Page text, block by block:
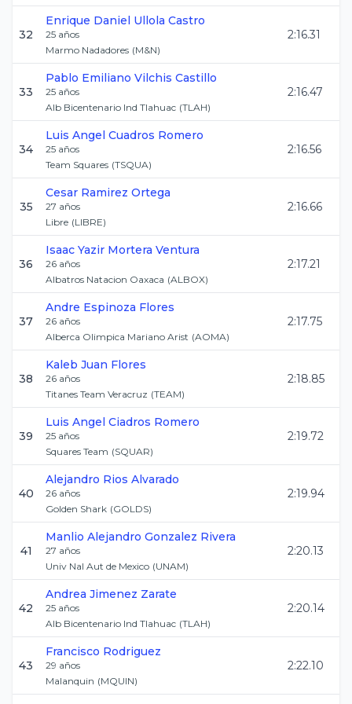
32
Enrique Daniel Ullola Castro
25 años
Marmo Nadadores (M&N)
2:16.31
33
Pablo Emiliano Vilchis Castillo
25 años
Alb Bicentenario Ind Tlahuac (TLAH)
2:16.47
34
Luis Angel Cuadros Romero
25 años
Team Squares (TSQUA)
2:16.56
35
Cesar Ramirez Ortega
27 años
Libre (LIBRE)
2:16.66
36
Isaac Yazir Mortera Ventura
26 años
Albatros Natacion Oaxaca (ALBOX)
2:17.21
37
Andre Espinoza Flores
26 años
Alberca Olimpica Mariano Arist (AOMA)
2:17.75
38
Kaleb Juan Flores
26 años
Titanes Team Veracruz (TEAM)
2:18.85
39
Luis Angel Ciadros Romero
25 años
Squares Team (SQUAR)
2:19.72
40
Alejandro Rios Alvarado
26 años
Golden Shark (GOLDS)
2:19.94
41
Manlio Alejandro Gonzalez Rivera
27 años
Univ Nal Aut de Mexico (UNAM)
2:20.13
42
Andrea Jimenez Zarate
25 años
Alb Bicentenario Ind Tlahuac (TLAH)
2:20.14
43
Francisco Rodriguez
29 años
Malanquin (MQUIN)
2:22.10